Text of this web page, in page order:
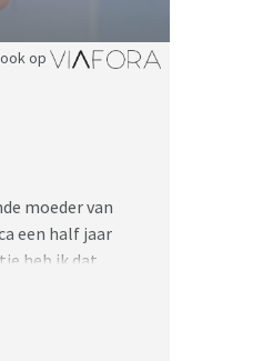
op
moeder van
een half jaar
heb ik dat
Nu ben ik
en hebben